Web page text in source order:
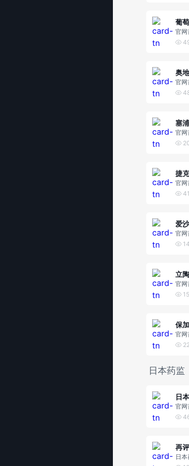
葡
官网
奥
官网
塞
官网
捷
官网
爱
官网
立
官网
保
官网
日本药监
官网
再
日